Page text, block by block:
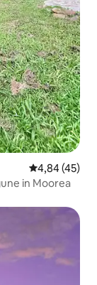
Gemiddelde
4,84 (45)
in Moorea